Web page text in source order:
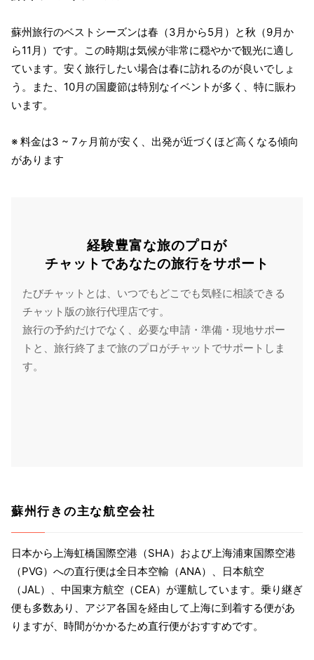
蘇州旅行のベストシーズンは春（3月から5月）と秋（9月か
ら11月）です。この時期は気候が非常に穏やかで観光に適し
ています。安く旅行したい場合は春に訪れるのが良いでしょ
う。また、10月の国慶節は特別なイベントが多く、特に賑わ
います。
※ 料金は3 ~ 7ヶ月前が安く、出発が近づくほど高くなる傾向
があります
経験豊富な旅のプロが
チャットであなたの旅行をサポート
たびチャットとは、いつでもどこでも気軽に相談できる
チャット版の旅行代理店です。
旅行の予約だけでなく、必要な申請・準備・現地サポー
トと、旅行終了まで旅のプロがチャットでサポートしま
す。
蘇州行きの主な航空会社
日本から上海虹橋国際空港（SHA）および上海浦東国際空港
（PVG）への直行便は全日本空輸（ANA）、日本航空
（JAL）、中国東方航空（CEA）が運航しています。乗り継ぎ
便も多数あり、アジア各国を経由して上海に到着する便があ
りますが、時間がかかるため直行便がおすすめです。